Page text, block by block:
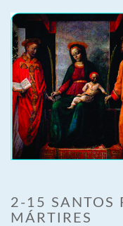
2-15 SANTOS
MÁRTIRES